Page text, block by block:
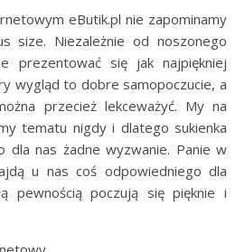
eButik.pl nie zapominamy
size. Niezależnie od noszonego
prezentować się jak najpiękniej
wygląd to dobre samopoczucie, a
przecież lekceważyć. My na
tematu nigdy i dlatego sukienka
dla nas żadne wyzwanie. Panie w
u nas coś odpowiedniego dla
pewnością poczują się pięknie i